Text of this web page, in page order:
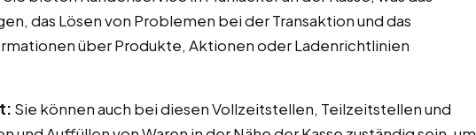
das Lösen von Problemen bei der Transaktion und das
über Produkte, Aktionen oder Ladenrichtlinien
Sie können auch bei diesen Vollzeitstellen, Teilzeitstellen und